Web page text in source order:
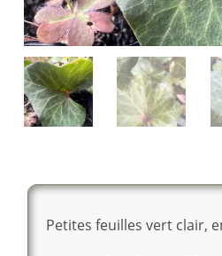
Petites feuilles vert clair,